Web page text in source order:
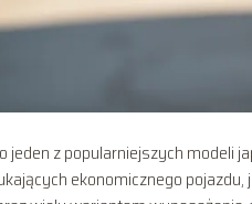
jeden z popularniejszych modeli
ekonomicznego